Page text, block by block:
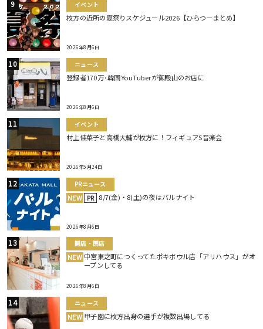
イベント
枚方の近所の夏祭りスケジュール2026【ひらつーまとめ】
2026年8月6日
ニュース
登録者170万･韓国YouTuberが御殿山のお店に
2026年8月6日
イベント
村上佳菜子と高橋大輔が枚方に！フィギュアS音楽会
2026年5月24日
PRニュース
NEW PR 8/7(金)・8(土)の夜はバルナイト
2026年8月6日
開店・閉店
NEW 中宮東之町につくってたポキボウル店「アリハウス」がオ
ープンしてる
2026年8月6日
ニュース
NEW 甲子園に枚方出身の選手が複数出場してる